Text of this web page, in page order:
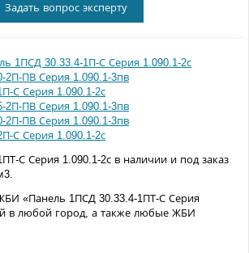
Задать вопрос эксперту
1ПСД 30.33.4-1П-С Серия 1.090.1-2с
2П-ПВ Серия 1.090.1-3пв
С Серия 1.090.1-2с
2П-ПВ Серия 1.090.1-3пв
2П-ПВ Серия 1.090.1-3пв
С Серия 1.090.1-2с
С Серия 1.090.1-2с в наличии и под заказ
«Панель 1ПСД 30.33.4-1ПТ-С Серия
в любой город, а также любые ЖБИ